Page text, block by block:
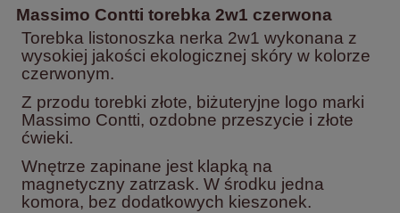
Massimo Contti torebka 2w1 czerwona
Torebka listonoszka nerka 2w1 wykonana z
wysokiej jakości ekologicznej skóry w kolorze
czerwonym.
Z przodu torebki złote, biżuteryjne logo marki
Massimo Contti, ozdobne przeszycie i złote
ćwieki.
Wnętrze zapinane jest klapką na
magnetyczny zatrzask. W środku jedna
komora, bez dodatkowych kieszonek.